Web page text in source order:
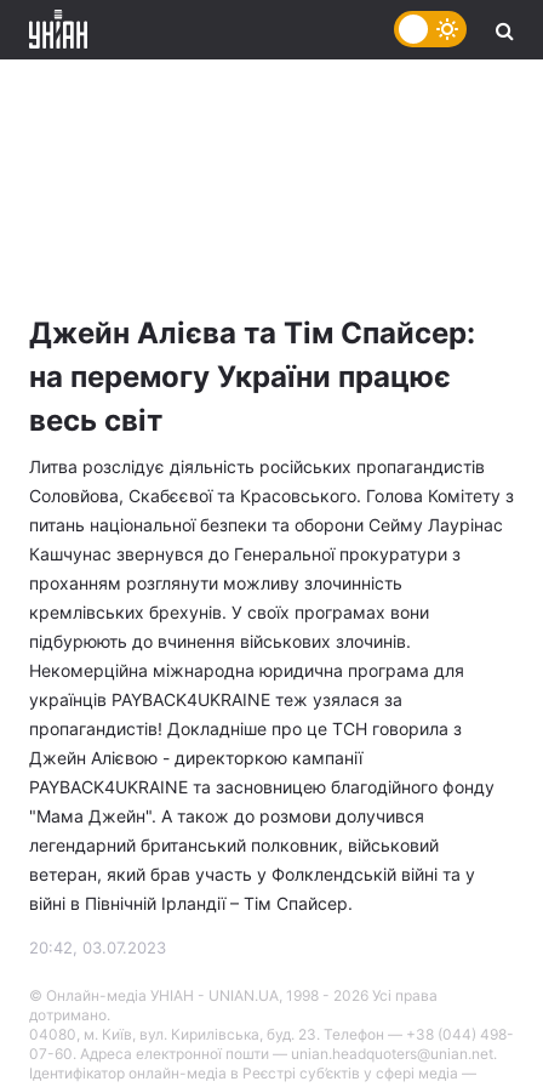
Джейн Алієва та Тім Спайсер:
на перемогу України працює
весь світ
Литва розслідує діяльність російських пропагандистів
Соловйова, Скабєєвої та Красовського. Голова Комітету з
питань національної безпеки та оборони Сейму Лаурінас
Кашчунас звернувся до Генеральної прокуратури з
проханням розглянути можливу злочинність
кремлівських брехунів. У своїх програмах вони
підбурюють до вчинення військових злочинів.
Некомерційна міжнародна юридична програма для
українців PAYBACK4UKRAINE теж узялася за
пропагандистів! Докладніше про це ТСН говорила з
Джейн Алієвою - директоркою кампанії
PAYBACK4UKRAINE та засновницею благодійного фонду
"Мама Джейн". А також до розмови долучився
легендарний британський полковник, військовий
ветеран, який брав участь у Фолклендській війні та у
війні в Північній Ірландії – Тім Спайсер.
20:42, 03.07.2023
© Онлайн-медіа УНІАН - UNIAN.UA, 1998 - 2026 Усі права
дотримано.
04080, м. Київ, вул. Кирилівська, буд. 23. Телефон — +38 (044) 498-
07-60. Адреса електронної пошти — unian.headquoters@unian.net.
Ідентифікатор онлайн-медіа в Реєстрі суб’єктів у сфері медіа —